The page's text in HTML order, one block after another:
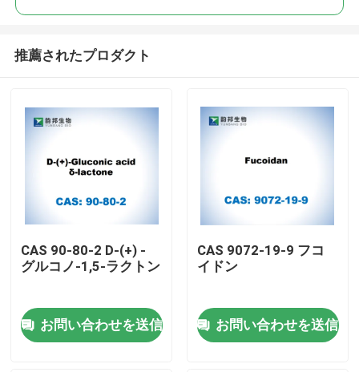
推薦されたプロダクト
CAS 90-80-2 D-(+) -
グルコノ-1,5-ラクトン
お問い合わせを送信
CAS 9072-19-9 フコ
イドン
お問い合わせを送信